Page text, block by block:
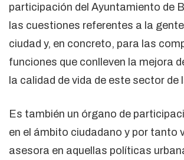
participación del Ayuntamiento de
las cuestiones referentes a la
ciudad y, en concreto, para las
funciones que conlleven la mejora
la calidad de vida de este sector de
Es también un órgano de
en el ámbito ciudadano y por tanto
asesora en aquellas políticas